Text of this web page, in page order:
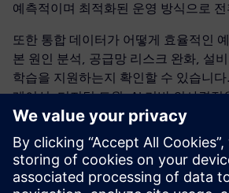
예측적이며 최적화된 운영 방식으로
또한 통합 데이터가 어떻게 효율적인
본 원인 분석, 공급망 리스크 완화, 설
학습을 지원하는지 확인할 수 있습니
레이션, 디지털 트윈, AI 기반 의사결정
게 마련하는지도 소개합니다. 점점 더
대한 요구가 커지는 환경에서 엔지니어
케스트레이션은 더 이상 선택 사항이
하기 위한 필수 요소입니다.